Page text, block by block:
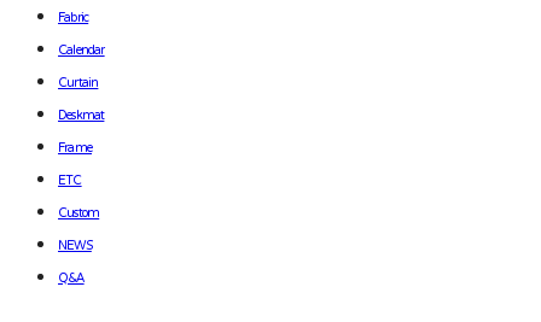
Fabric
Calendar
Curtain
Deskmat
Frame
ETC
Custom
NEWS
Q&A